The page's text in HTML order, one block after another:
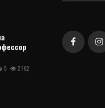
0 2162